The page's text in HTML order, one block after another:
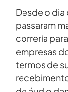
Desde o dia
passaram
correria
empresas
termos de